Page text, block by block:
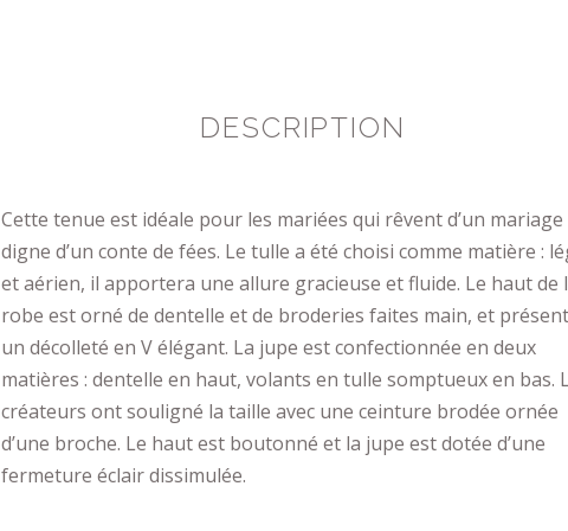
DESCRIPTION
Cette tenue est idéale pour les mariées qui rêvent d’un mariage
digne d’un conte de fées. Le tulle a été choisi comme matière :
et aérien, il apportera une allure gracieuse et fluide. Le haut de
robe est orné de dentelle et de broderies faites main, et
un décolleté en V élégant. La jupe est confectionnée en deux
matières : dentelle en haut, volants en tulle somptueux en bas.
créateurs ont souligné la taille avec une ceinture brodée ornée
d’une broche. Le haut est boutonné et la jupe est dotée d’une
fermeture éclair dissimulée.